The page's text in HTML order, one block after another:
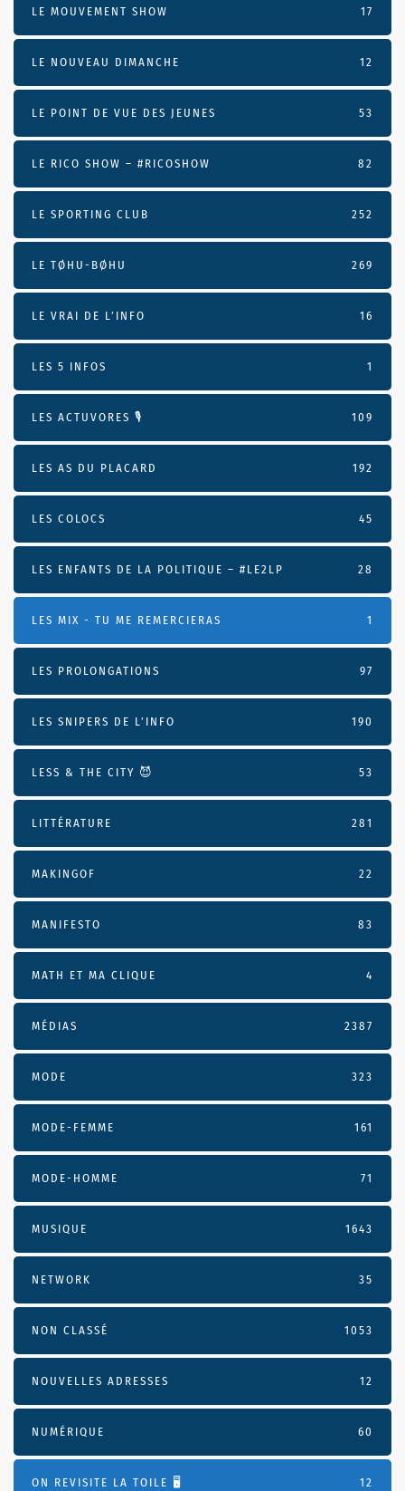
LE MOUVEMENT SHOW 17
LE NOUVEAU DIMANCHE 12
LE POINT DE VUE DES JEUNES 53
LE RICO SHOW – #RICOSHOW 82
LE SPORTING CLUB 252
LE TØHU-BØHU 269
LE VRAI DE L’INFO 16
LES 5 INFOS 1
LES ACTUVORES 🎙 109
LES AS DU PLACARD 192
LES COLOCS 45
LES ENFANTS DE LA POLITIQUE – #LE2LP 28
LES MIX - TU ME REMERCIERAS 1
LES PROLONGATIONS 97
LES SNIPERS DE L’INFO 190
LESS & THE CITY 😈 53
LITTÉRATURE 281
MAKINGOF 22
MANIFESTO 83
MATH ET MA CLIQUE 4
MÉDIAS 2387
MODE 323
MODE-FEMME 161
MODE-HOMME 71
MUSIQUE 1643
NETWORK 35
NON CLASSÉ 1053
NOUVELLES ADRESSES 12
NUMÉRIQUE 60
ON REVISITE LA TOILE 🖥️ 12